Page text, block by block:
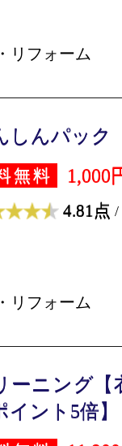
リフォーム
しんパック
無料 1,000
4.81点 /
リフォーム
ーニング【
イント5倍